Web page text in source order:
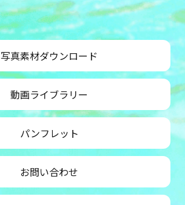
写真素材ダウンロード
動画ライブラリー
パンフレット
お問い合わせ